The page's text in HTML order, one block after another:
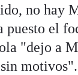
no hay
puesto el
"dejo a
motivos".